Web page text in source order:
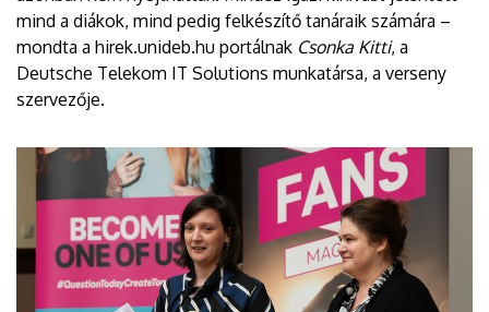
mind a diákok, mind pedig felkészítő tanáraik számára –
mondta a hirek.unideb.hu portálnak Csonka Kitti, a
Deutsche Telekom IT Solutions munkatársa, a verseny
szervezője.